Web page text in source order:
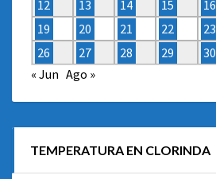
12
13 14 15 16
19
20 21 22 23
26
27 28 29 30
« Jun Ago »
TEMPERATURA EN CLORINDA